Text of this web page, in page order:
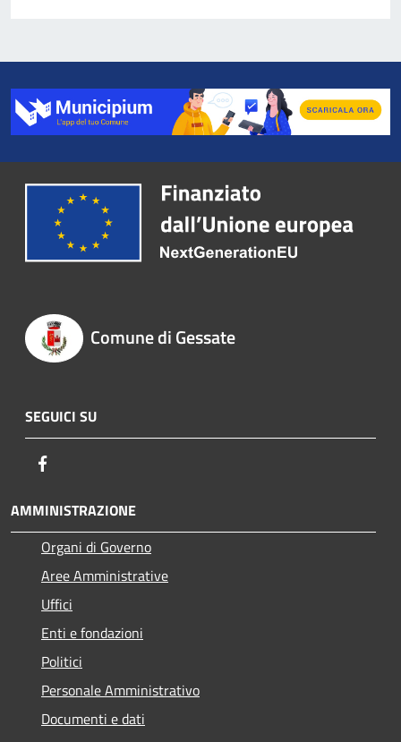
Comune di Gessate
SEGUICI SU
AMMINISTRAZIONE
Organi di Governo
Aree Amministrative
Uffici
Enti e fondazioni
Politici
Personale Amministrativo
Documenti e dati